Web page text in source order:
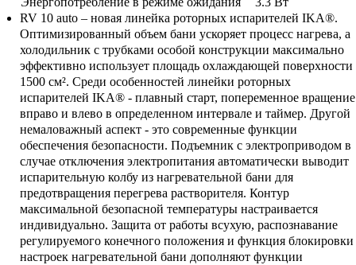
RV 10 auto – новая линейка роторных испарителей IKA®.
Оптимизированный объем бани ускоряет процесс нагрева, а
холодильник с трубками особой конструкции максимально
эффективно использует площадь охлаждающей поверхности
1500 см². Среди особенностей линейки роторных
испарителей IKA® - плавный старт, попеременное вращение
вправо и влево в определенном интервале и таймер. Другой
немаловажный аспект - это современные функции
обеспечения безопасности. Подъемник с электроприводом в
случае отключения электропитания автоматически выводит
испарительную колбу из нагревательной бани для
предотвращения перегрева растворителя. Контур
максимальной безопасной температуры настраивается
индивидуально. Защита от работы всухую, распознавание
регулируемого конечного положения и функция блокировки
настроек нагревательной бани дополняют функции